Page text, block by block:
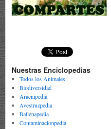
Nuestras Enciclopedias
Todos los Animales
Biodiversidad
Aracnipedia
Avestruzpedia
Ballenapedia
Contaminacionpedia